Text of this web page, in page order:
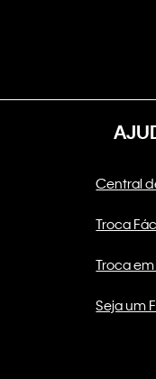
Central
Troca
Troca
Seja um